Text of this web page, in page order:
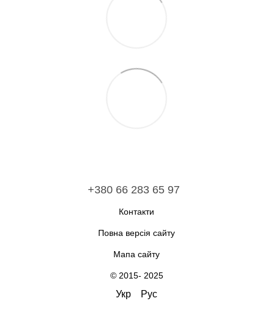
+380 66 283 65 97
Контакти
Повна версія сайту
Мапа сайту
© 2015- 2025
Укр Рус